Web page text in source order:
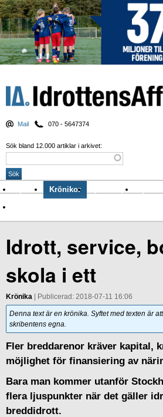
Mail 070 - 5647374
Sök bland 12.000 artiklar i arkivet:
Nyheter Krönikor Sport & spel
Idrott, service,
skola i ett
Krönika | Publicerad: 2018-07-11 16:06
Denna text är en krönika. Syftet med texten är
skribentens egna.
Fler breddarenor kräver kapital,
möjlighet för finansiering av
Bara man kommer utanför
flera ljuspunkter när det gäller
breddidrott.